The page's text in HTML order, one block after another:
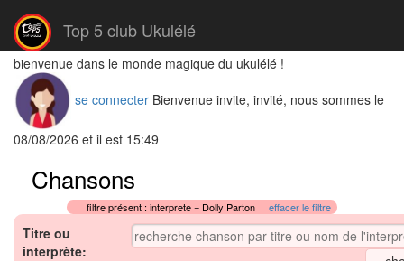
Top 5 club Ukulélé
bienvenue dans le monde magique du ukulélé !
se connecter Bienvenue invite, invité, nous sommes le
08/08/2026 et il est 15:49
Chansons
filtre présent : interprete = Dolly Parton effacer le filtre
Titre ou
interprète: